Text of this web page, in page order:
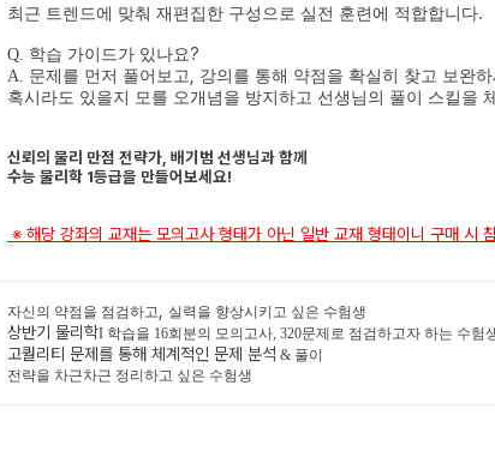
최근 트렌드에 맞춰 재편집한 구성으로 실전 훈련에 적합합니다.
Q. 학습 가이드가 있나요 ?
A. 문제를 먼저 풀어보고 강의를 통해 약점을 확실히 찾고 보완하
혹시라도 있을지 모를 오개념을 방지하고 선생님의 풀이 스킬을
신뢰의 물리 만점 전략가 배기범 선생님과 함께
수능 물리학 1등급을 만들어보세요!
※ 해당 강좌의 교재는 모의고사 형태가 아닌 일반 교재 형태이니 구매 시
자신의 약점을 점검하고 실력을 향상시키고 싶은 수험생
상반기 물리학I 학습을 16회분의 모의고사 , 320문제로 점검하고자 하는 수험
고퀄리티 문제를 통해 체계적인 문제 분석 & 풀이
전략을 차근차근 정리하고 싶은 수험생